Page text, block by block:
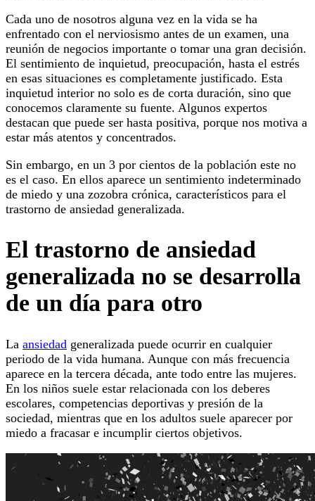
Cada uno de nosotros alguna vez en la vida se ha
enfrentado con el nerviosismo antes de un examen, una
reunión de negocios importante o tomar una gran decisión.
El sentimiento de inquietud, preocupación, hasta el estrés
en esas situaciones es completamente justificado. Esta
inquietud interior no solo es de corta duración, sino que
conocemos claramente su fuente. Algunos expertos
destacan que puede ser hasta positiva, porque nos motiva a
estar más atentos y concentrados.
Sin embargo, en un 3 por cientos de la población este no
es el caso. En ellos aparece un sentimiento indeterminado
de miedo y una zozobra crónica, característicos para el
trastorno de ansiedad generalizada.
El trastorno de ansiedad
generalizada no se desarrolla
de un día para otro
La ansiedad generalizada puede ocurrir en cualquier
periodo de la vida humana. Aunque con más frecuencia
aparece en la tercera década, ante todo entre las mujeres.
En los niños suele estar relacionada con los deberes
escolares, competencias deportivas y presión de la
sociedad, mientras que en los adultos suele aparecer por
miedo a fracasar e incumplir ciertos objetivos.